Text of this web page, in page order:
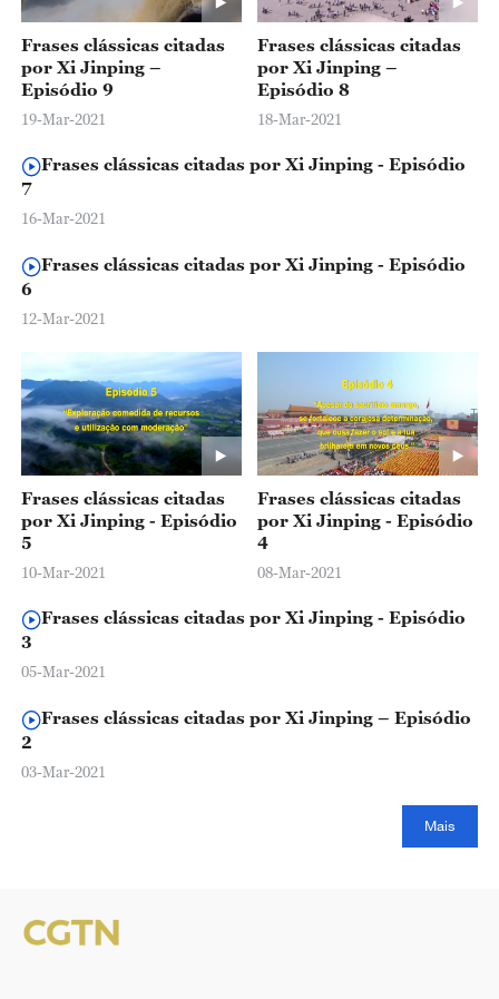
Frases clássicas citadas
por Xi Jinping –
Episódio 9
19-Mar-2021
Frases clássicas citadas
por Xi Jinping –
Episódio 8
18-Mar-2021
Frases clássicas citadas por Xi Jinping - Episódio
7
16-Mar-2021
Frases clássicas citadas por Xi Jinping - Episódio
6
12-Mar-2021
Frases clássicas citadas
por Xi Jinping - Episódio
5
10-Mar-2021
Frases clássicas citadas
por Xi Jinping - Episódio
4
08-Mar-2021
Frases clássicas citadas por Xi Jinping - Episódio
3
05-Mar-2021
Frases clássicas citadas por Xi Jinping – Episódio
2
03-Mar-2021
Mais